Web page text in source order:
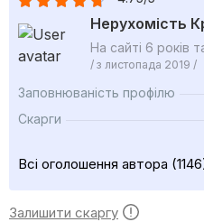
Нерухомість
На сайті 6 років
/ з листопада 2019 /
Заповнюваність профілю
Скарги
Всі оголошення автора
Залишити скаргу